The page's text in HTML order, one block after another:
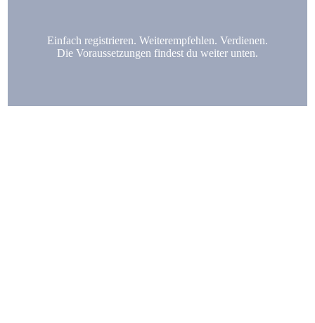
Einfach registrieren. Weiterempfehlen. Verdienen.
Die Voraussetzungen findest du weiter unten.